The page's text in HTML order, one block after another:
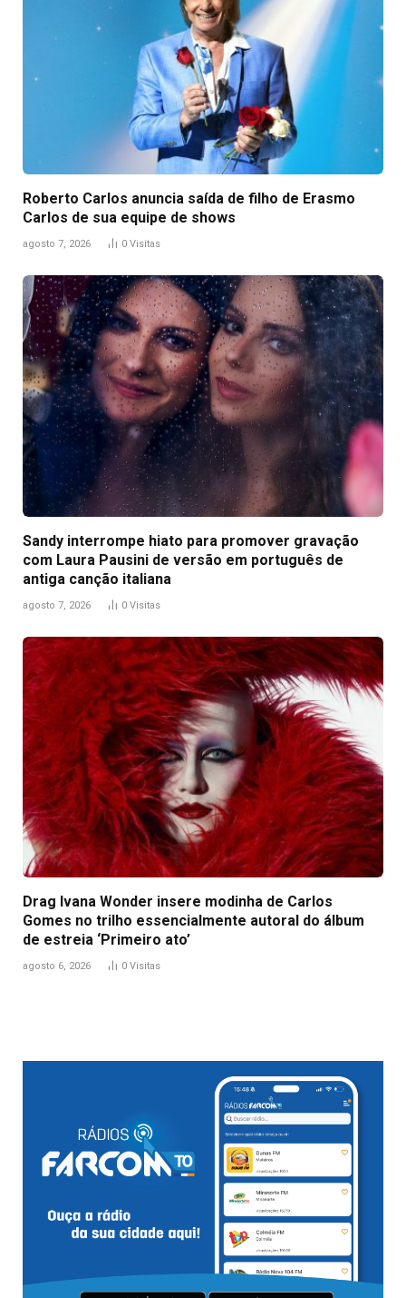
Roberto Carlos anuncia saída de filho de Erasmo
Carlos de sua equipe de shows
agosto 7, 2026 0 Visitas
Sandy interrompe hiato para promover gravação
com Laura Pausini de versão em português de
antiga canção italiana
agosto 7, 2026 0 Visitas
Drag Ivana Wonder insere modinha de Carlos
Gomes no trilho essencialmente autoral do álbum
de estreia ‘Primeiro ato’
agosto 6, 2026 0 Visitas